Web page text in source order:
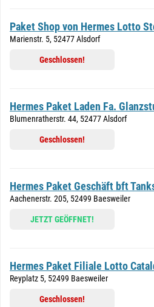
Paket Shop von Hermes Lotto
Marienstr. 5, 52477 Alsdorf
Geschlossen!
Hermes Paket Laden Fa.
Blumenratherstr. 44, 52477 Alsdorf
Geschlossen!
Hermes Paket Geschäft bft
Aachenerstr. 205, 52499 Baesweiler
JETZT GEÖFFNET!
Hermes Paket Filiale Lotto
Reyplatz 5, 52499 Baesweiler
Geschlossen!